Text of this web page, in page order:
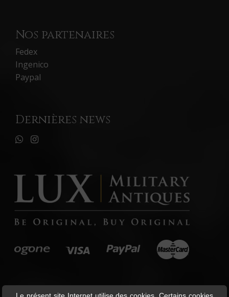
Nos partenaires
Fedex
Ingenico
Paypal
Dernières news